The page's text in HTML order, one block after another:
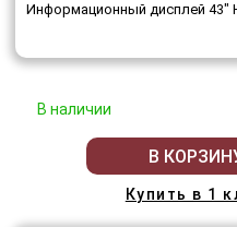
Информационный дисплей 43"
В наличии
В
Купить в 1